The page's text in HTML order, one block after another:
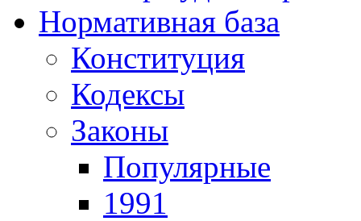
Нормативная база
Конституция
Кодексы
Законы
Популярные
1991